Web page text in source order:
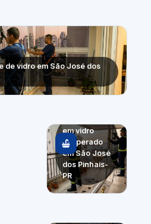
de vidro em São José dos
em vidro
temperado
em São José
dos Pinhais-
PR